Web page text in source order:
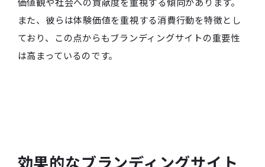
価値観や社会への貢献度を重視する傾向があります。
また、彼らは体験価値を重視する消費行動を特徴とし
ており、この点からもブランディングサイトの重要性
は高まっているのです。